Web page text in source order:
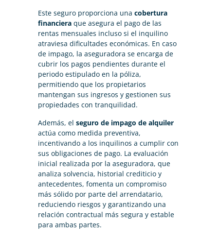
Este seguro proporciona una cobertura
financiera que asegura el pago de las
rentas mensuales incluso si el inquilino
atraviesa dificultades económicas. En caso
de impago, la aseguradora se encarga de
cubrir los pagos pendientes durante el
periodo estipulado en la póliza,
permitiendo que los propietarios
mantengan sus ingresos y gestionen sus
propiedades con tranquilidad.
Además, el seguro de impago de alquiler
actúa como medida preventiva,
incentivando a los inquilinos a cumplir con
sus obligaciones de pago. La evaluación
inicial realizada por la aseguradora, que
analiza solvencia, historial crediticio y
antecedentes, fomenta un compromiso
más sólido por parte del arrendatario,
reduciendo riesgos y garantizando una
relación contractual más segura y estable
para ambas partes.